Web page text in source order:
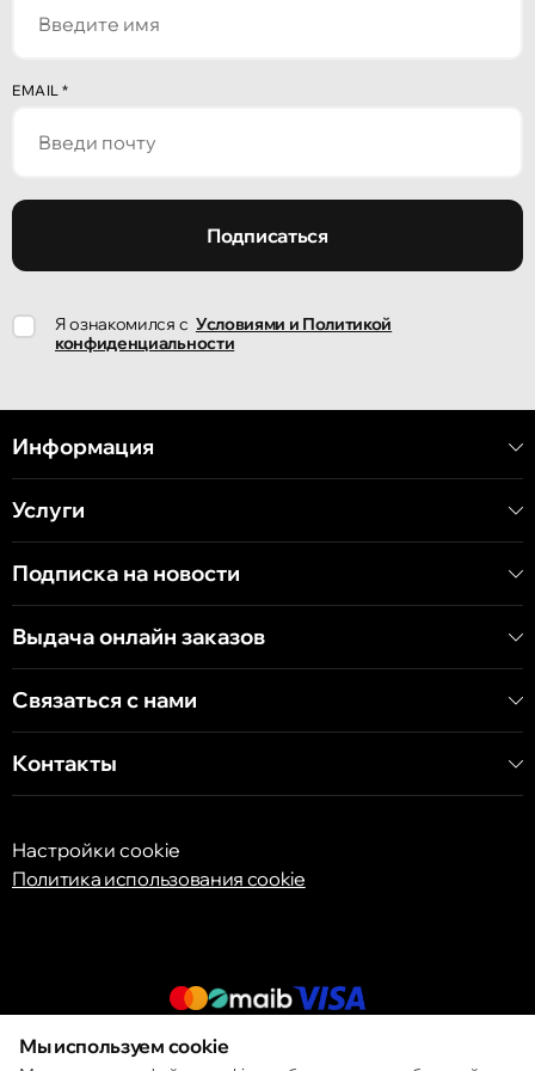
улица Ион Крянгэ, 78
Кишинёв
Хынчештское шоссе, 60/4
бульвар Дечебал, 139
EMAIL *
Подписаться
Я ознакомился с Условиями и Политикой
конфиденциальности
Информация
Услуги
Подписка на новости
Выдача онлайн заказов
Связаться с нами
Контакты
Настройки cookie
Политика использования cookie
© 2013 – 2026 ECOM
Мы используем cookie